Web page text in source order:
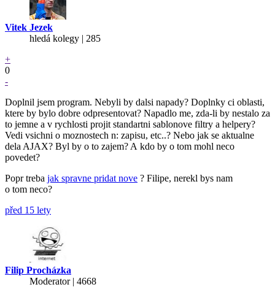
Vitek Jezek
hledá kolegy | 285
+
0
-
Doplnil jsem program. Nebyli by dalsi napady? Doplnky ci oblasti,
ktere by bylo dobre odpresentovat? Napadlo me, zda-li by nestalo za
to jemne a v rychlosti projit standartni sablonove filtry a helpery?
Vedi vsichni o moznostech n: zapisu, etc..? Nebo jak se aktualne
dela AJAX? Byl by o to zajem? A kdo by o tom mohl neco
povedet?
Popr treba jak spravne pridat nove ? Filipe, nerekl bys nam
o tom neco?
před 15 lety
Filip Procházka
Moderator | 4668